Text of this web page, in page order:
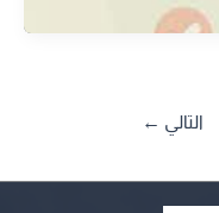
التالي ←